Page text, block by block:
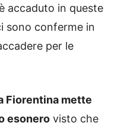
accaduto in queste
sono conferme in
per le
Fiorentina mette
esonero visto che